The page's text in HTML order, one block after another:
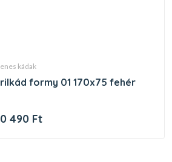
kádak
formy 01 170x75 fehér
490 Ft